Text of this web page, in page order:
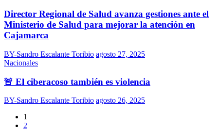
Director Regional de Salud avanza gestiones ante el
Ministerio de Salud para mejorar la atención en
Cajamarca
BY-Sandro Escalante Toribio agosto 27, 2025
Nacionales
🚨 El ciberacoso también es violencia
BY-Sandro Escalante Toribio agosto 26, 2025
1
2